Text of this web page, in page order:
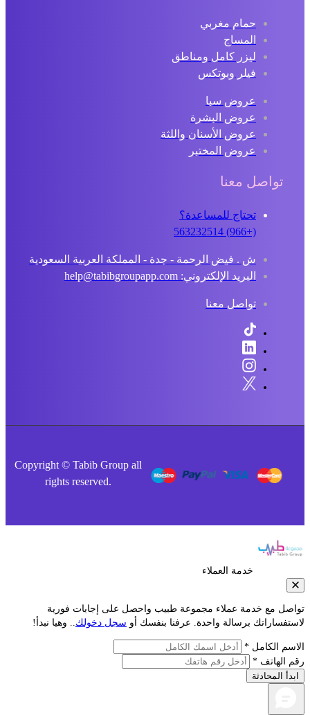
حمام مغربي
المساج
ليزر كامل ومناطق
فيلر وبوتكس
عروض سبا
عروض البشرة
عروض الأسنان واللثة
عروض المختبر
تواصل معنا
تحتاج للمساعدة؟
ش . فيض الرحمة - جدة - المملكة العربية السعودية
البريد الإلكتروني: help@tabibgroupapp.com
تواصل معنا
Copyright © Tabib Group all
rights reserved.
خدمة العملاء
مع خدمة عملاء مجموعة طبيب واحصل على إجابات فورية
برسالة واحدة. عرفنا بنفسك أوسجل دخولك.. وهيا نبدأ!
الكامل *
الهاتف *
المحادثة